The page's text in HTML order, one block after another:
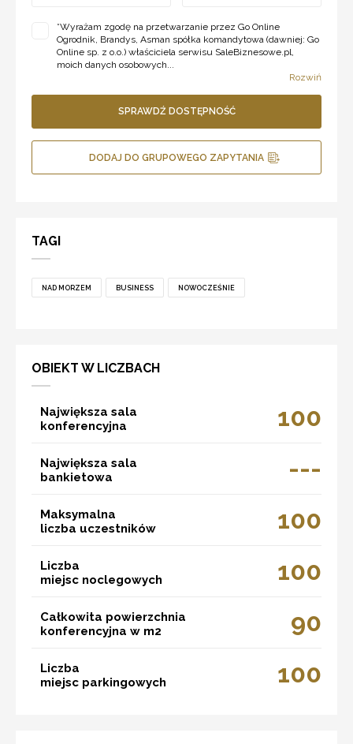
*Wyrażam zgodę na przetwarzanie przez Go Online
Ogrodnik, Brandys, Asman spółka komandytowa (dawniej: Go
Online sp. z o.o.) właściciela serwisu SaleBiznesowe.pl,
moich danych osobowych...
Rozwiń
SPRAWDŹ DOSTĘPNOŚĆ
DODAJ DO GRUPOWEGO ZAPYTANIA
TAGI
NAD MORZEM BUSINESS NOWOCZEŚNIE
OBIEKT W LICZBACH
Największa sala
konferencyjna
100
Największa sala
bankietowa
---
Maksymalna
liczba uczestników
100
Liczba
miejsc noclegowych
100
Całkowita powierzchnia
konferencyjna w m2
90
Liczba
miejsc parkingowych
100